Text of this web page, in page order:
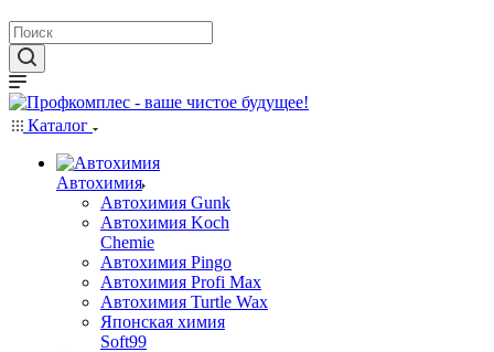
Каталог
Автохимия
Автохимия Gunk
Автохимия Koch
Chemie
Автохимия Pingo
Автохимия Profi Max
Автохимия Turtle Wax
Японская химия
Soft99